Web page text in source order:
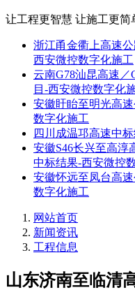
让工程更智慧 让施工更简
浙江甬金衢上高速
西安微控数字化施工
云南G78汕昆高速
目-西安微控数字化
安徽盱眙至明光高
数字化施工
四川成温邛高速中
安徽S46长兴至高淳
中标结果-西安微控
安徽怀远至凤台高
数字化施工
网站首页
新闻资讯
工程信息
山东济南至临清